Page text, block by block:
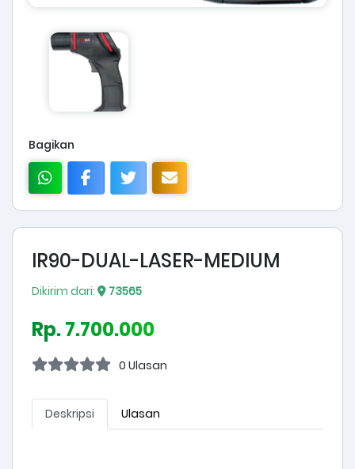
Bagikan
IR90-DUAL-LASER-MEDIUM
Dikirim dari: 73565
Rp. 7.700.000
0 Ulasan
Deskripsi Ulasan